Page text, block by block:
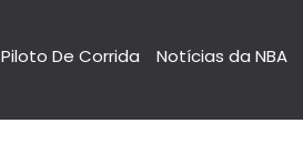
Piloto De Corrida Notícias da NBA